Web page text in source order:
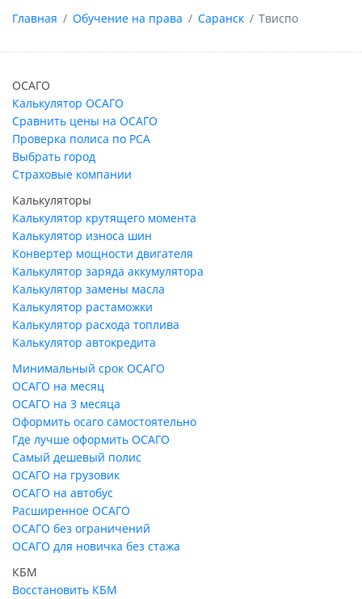
Главная Обучение на права Саранск Твиспо
ОСАГО
Калькулятор ОСАГО
Сравнить цены на ОСАГО
Проверка полиса по РСА
Выбрать город
Страховые компании
Калькуляторы
Калькулятор крутящего момента
Калькулятор износа шин
Конвертер мощности двигателя
Калькулятор заряда аккумулятора
Калькулятор замены масла
Калькулятор растаможки
Калькулятор расхода топлива
Калькулятор автокредита
Минимальный срок ОСАГО
ОСАГО на месяц
ОСАГО на 3 месяца
Оформить осаго самостоятельно
Где лучше оформить ОСАГО
Самый дешевый полис
ОСАГО на грузовик
ОСАГО на автобус
Расширенное ОСАГО
ОСАГО без ограничений
ОСАГО для новичка без стажа
КБМ
Восстановить КБМ